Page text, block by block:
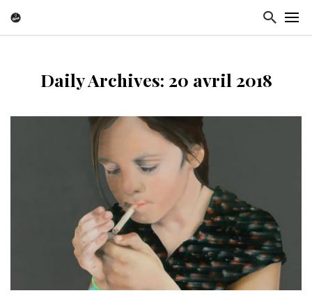
Daily Archives: 20 avril 2018